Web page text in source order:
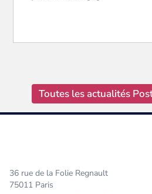
Toutes les actualités
36 rue de la Folie Regnault
75011 Paris